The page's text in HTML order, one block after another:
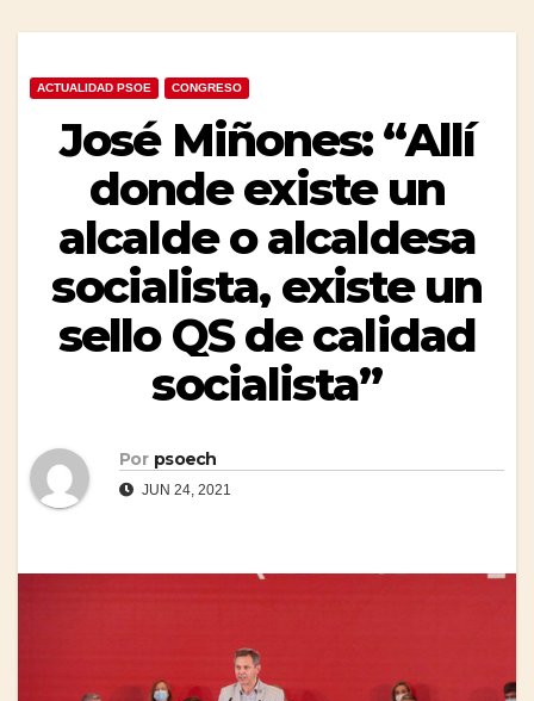
ACTUALIDAD PSOE CONGRESO
José Miñones: “Allí
donde existe un
alcalde o alcaldesa
socialista, existe un
sello QS de calidad
socialista”
Por psoech
JUN 24, 2021